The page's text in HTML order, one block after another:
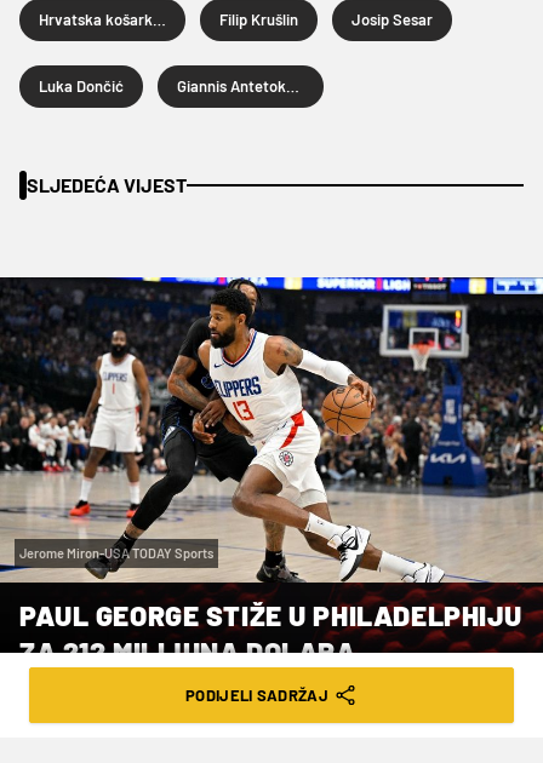
Filip Krušlin Josip Sesar
Luka Dončić
SLJEDEĆA VIJEST
Jerome Miron-USA TODAY Sports
PAUL GEORGE STIŽE U PHILADELPHIJU
ZA 212 MILIJUNA DOLARA
PODIJELI SADRŽAJ